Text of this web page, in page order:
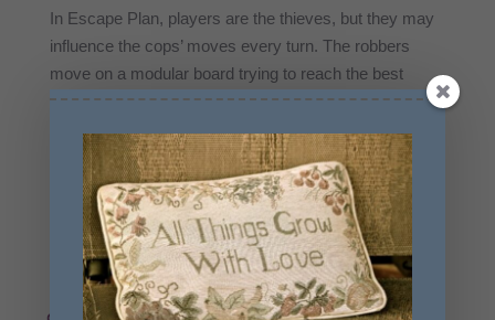
In Escape Plan, players are the thieves, but they may
influence the cops’ moves every turn. The robbers
move on a modular board trying to reach the best
spots to recover their loot and escape from the city
trying to thwart their escape plan — by force if
necessary. The players play cards to aid their escape
and slow the other players down. The players take
actions that allow them to move and to engage gangs,
mules, and snitches.